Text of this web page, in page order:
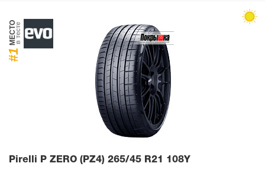
#1
МЕСТОв тесте
Pirelli P ZERO (PZ4) 265/45 R21 108Y